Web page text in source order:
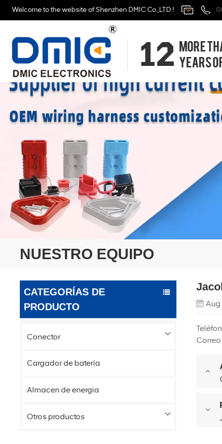
Welcome to the website of Shenzhen DMIC Co.,LTD.!
NUESTRO EQUIPO
CATEGORÍAS DE
PRODUCTO
Conector
Cargador de batería
Almacen de energia
Otros productos